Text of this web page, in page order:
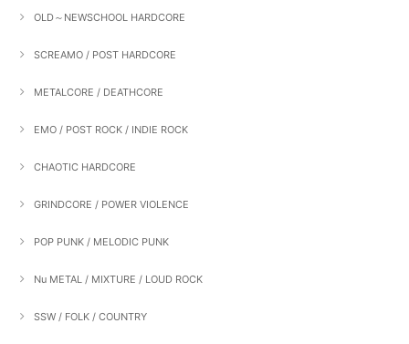
OLD～NEWSCHOOL HARDCORE
SCREAMO / POST HARDCORE
METALCORE / DEATHCORE
EMO / POST ROCK / INDIE ROCK
CHAOTIC HARDCORE
GRINDCORE / POWER VIOLENCE
POP PUNK / MELODIC PUNK
Nu METAL / MIXTURE / LOUD ROCK
SSW / FOLK / COUNTRY